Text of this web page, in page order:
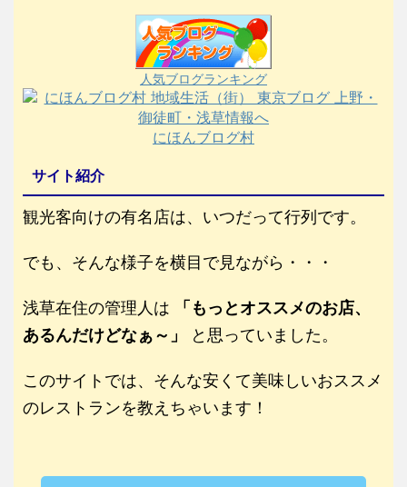
人気ブログランキング
にほんブログ村
サイト紹介
観光客向けの有名店は、いつだって行列です。
でも、そんな様子を横目で見ながら・・・
浅草在住の管理人は
「もっとオススメのお店、
あるんだけどなぁ～」
と思っていました。
このサイトでは、そんな安くて美味しいおススメ
のレストランを教えちゃいます！